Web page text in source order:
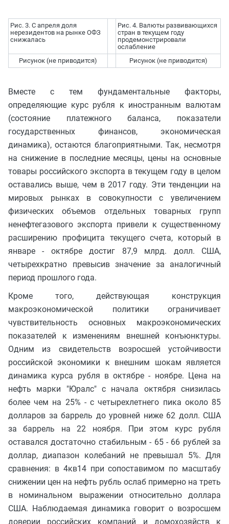
Рис. 3. С апреля доля
нерезидентов на рынке ОФЗ
снижалась
Рис. 4. Валюты развивающихся
стран в текущем году
продемонстрировали
ослабление
Рисунок (не приводится)
Рисунок (не приводится)
Вместе с тем фундаментальные факторы,
определяющие курс рубля к иностранным валютам
(состояние платежного баланса, показатели
государственных финансов, экономическая
динамика), остаются благоприятными. Так, несмотря
на снижение в последние месяцы, цены на основные
товары российского экспорта в текущем году в целом
оставались выше, чем в 2017 году. Эти тенденции на
мировых рынках в совокупности с увеличением
физических объемов отдельных товарных групп
ненефтегазового экспорта привели к существенному
расширению профицита текущего счета, который в
январе - октябре достиг 87,9 млрд. долл. США,
четырехкратно превысив значение за аналогичный
период прошлого года.
Кроме того, действующая конструкция
макроэкономической политики ограничивает
чувствительность основных макроэкономических
показателей к изменениям внешней конъюнктуры.
Одним из свидетельств возросшей устойчивости
российской экономики к внешним шокам является
динамика курса рубля в октябре - ноябре. Цена на
нефть марки "Юралс" с начала октября снизилась
более чем на 25% - с четырехлетнего пика около 85
долларов за баррель до уровней ниже 62 долл. США
за баррель на 22 ноября. При этом курс рубля
оставался достаточно стабильным - 65 - 66 рублей за
доллар, диапазон колебаний не превышал 5%. Для
сравнения: в 4кв14 при сопоставимом по масштабу
снижении цен на нефть рубль ослаб примерно на треть
в номинальном выражении относительно доллара
США. Наблюдаемая динамика говорит о возросшем
доверии российских компаний и домохозяйств к